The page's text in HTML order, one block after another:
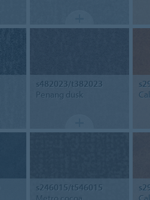
s482023/t382023
Penang dusk
s246015/t546015